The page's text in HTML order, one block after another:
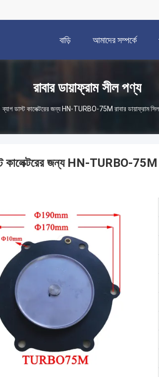
বাড়ি আমাদের সম্পর্কে
রাবার ডায়াফ্রাম সীল পণ্য
ব্যাগ ডাস্ট কালেক্টরের জন্য HN-TURBO-75M রাবার
কালেক্টরের জন্য HN-TURBO-